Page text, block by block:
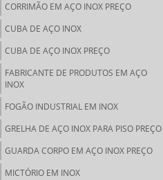
CORRIMÃO EM AÇO INOX PREÇO
CUBA DE AÇO INOX
CUBA DE AÇO INOX PREÇO
FABRICANTE DE PRODUTOS EM AÇO
INOX
FOGÃO INDUSTRIAL EM INOX
GRELHA DE AÇO INOX PARA PISO PREÇO
GUARDA CORPO EM AÇO INOX PREÇO
MICTÓRIO EM INOX